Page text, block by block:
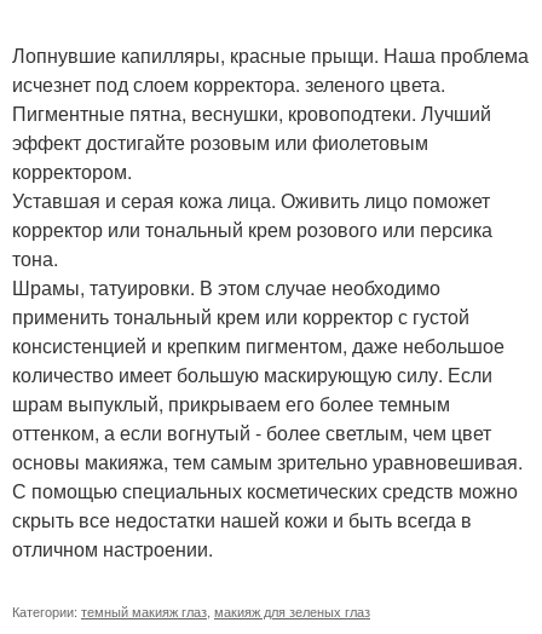
Лопнувшие капилляры, красные прыщи. Наша проблема
исчезнет под слоем корректора. зеленого цвета.
Пигментные пятна, веснушки, кровоподтеки. Лучший
эффект достигайте розовым или фиолетовым
корректором.
Уставшая и серая кожа лица. Оживить лицо поможет
корректор или тональный крем розового или персика
тона.
Шрамы, татуировки. В этом случае необходимо
применить тональный крем или корректор с густой
консистенцией и крепким пигментом, даже небольшое
количество имеет большую маскирующую силу. Если
шрам выпуклый, прикрываем его более темным
оттенком, а если вогнутый - более светлым, чем цвет
основы макияжа, тем самым зрительно уравновешивая.
С помощью специальных косметических средств можно
скрыть все недостатки нашей кожи и быть всегда в
отличном настроении.
Категории: темный макияж глаз макияж для зеленых глаз